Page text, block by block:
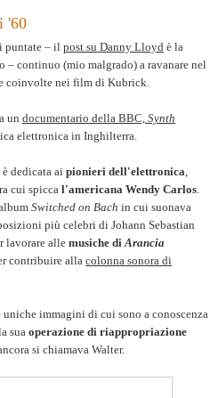
'60
puntate – il post su Danny Lloyd è la
continuo (mio malgrado) a ravanare nel
coinvolte nei film di Kubrick.
un documentario della BBC, Synth
elettronica in Inghilterra.
dedicata ai pionieri dell'elettronica,
cui spicca l'americana Wendy Carlos.
Switched on Bach in cui suonava
più celebri di Johann Sebastian
lavorare alle musiche diArancia
contribuire alla colonna sonora di
immagini di cui sono a conoscenza
suaoperazione di riappropriazione
si chiamava Walter.